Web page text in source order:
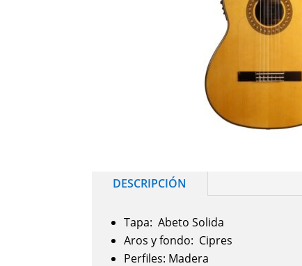
DESCRIPCIÓN
Tapa: Abeto Solida
Aros y fondo: Cipres
Perfiles: Madera